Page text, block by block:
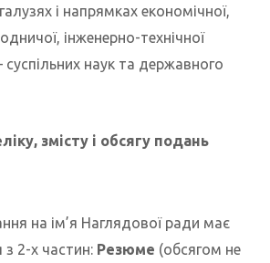
і напрямках економічної,
інженерно-технічної
суспільних наук та державного
змісту і обсягу подань
на ім’я Наглядової ради має
з 2-х частин: Резюме (обсягом не